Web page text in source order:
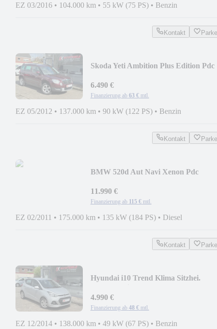
EZ 03/2016 • 104.000 km • 55 kW (75 PS) • Benzin
Kontakt
Skoda Yeti Ambition Plus Edition Pdc
6.490 €
Finanzierung ab 63 € mtl.
EZ 05/2012 • 137.000 km • 90 kW (122 PS) • Benzin
Kontakt
BMW 520d Aut Navi Xenon Pdc
11.990 €
Finanzierung ab 115 € mtl.
EZ 02/2011 • 175.000 km • 135 kW (184 PS) • Diesel
Kontakt
Hyundai i10 Trend Klima Sitzhei.
4.990 €
Finanzierung ab 48 € mtl.
EZ 12/2014 • 138.000 km • 49 kW (67 PS) • Benzin